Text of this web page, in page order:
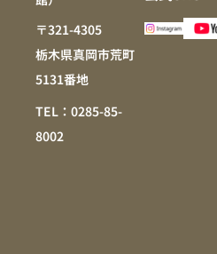
〒321-4305
栃木県真岡市荒町
5131番地
TEL：0285-85-
8002